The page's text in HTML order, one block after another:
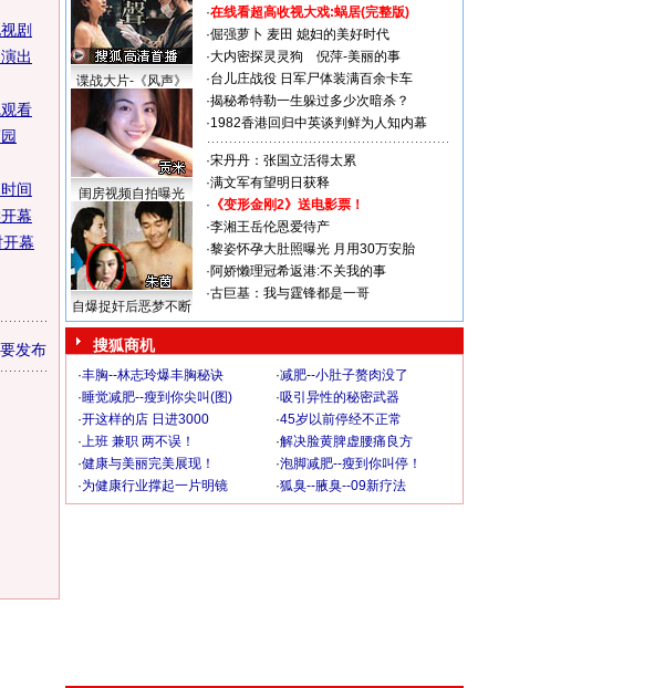
剧
出
看
间
幕
幕
发布
谍战大片-《风声》
闺房视频自拍曝光
自爆捉奸后恶梦不断
·在线看超高收视大戏:蜗居(完整版)
·倔强萝卜 麦田 媳妇的美好时代
·大内密探灵灵狗
倪萍-美丽的事
·台儿庄战役 日军尸体装满百余卡车
·揭秘希特勒一生躲过多少次暗杀？
·1982香港回归中英谈判鲜为人知内幕
·宋丹丹：张国立活得太累
·满文军有望明日获释
· 《变形金刚2》送电影票！
·李湘王岳伦恩爱待产
·黎姿怀孕大肚照曝光 月用30万安胎
·阿娇懒理冠希返港:不关我的事
·古巨基：我与霆锋都是一哥
搜狐商机
·丰胸--林志玲爆丰胸秘诀 ·减肥--小肚子赘肉没了
·睡觉减肥--瘦到你尖叫(图) ·吸引异性的秘密武器
·开这样的店 日进3000 ·45岁以前停经不正常
·上班 兼职 两不误！ ·解决脸黄脾虚腰痛良方
·健康与美丽完美展现！ ·泡脚减肥--瘦到你叫停！
·为健康行业撑起一片明镜 ·狐臭--腋臭--09新疗法